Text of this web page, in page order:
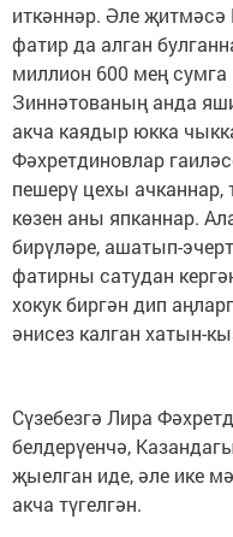
иткәннәр. Әле җитмәсә
фатир да алган
миллион 600 мең
Зиннәтованың анда
акча каядыр юкка
Фәхретдиновлар
пешерү цехы
көзен аны япканнар.
бирүләре, ашатып-
фатирны сатудан
хокук биргән дип
әнисез калган хатын-
Сүзебезгә Лира
белдерүенчә,
җыелган иде, әле ике
акча түгелгән.